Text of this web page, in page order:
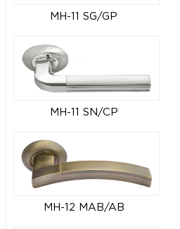
MH-11 SG/GP
MH-11 SN/CP
MH-12 MAB/AB